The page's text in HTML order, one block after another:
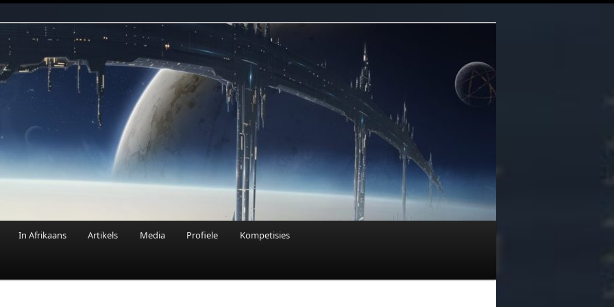
In Afrikaans Artikels Media Profiele Kompetisies